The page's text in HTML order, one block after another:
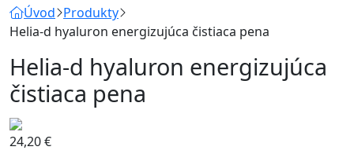
Úvod Produkty
Helia-d hyaluron energizujúca čistiaca pena
Helia-d hyaluron energizujúca
čistiaca pena
24,20€